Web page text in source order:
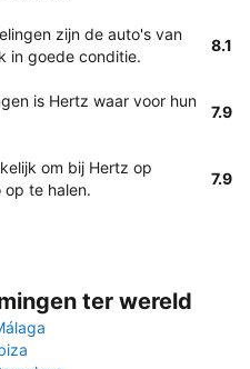
zijn de auto's van
in goede conditie.
8.1
is Hertz waar voor hun
7.9
om bij Hertz op
op te halen.
7.9
ter wereld